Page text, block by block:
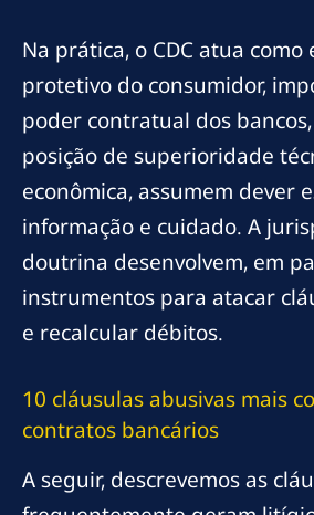
Na prática, o CDC atua
protetivo do consumidor,
poder contratual dos
posição de superioridade
econômica, assumem dever
informação e cuidado. A
doutrina desenvolvem, em
instrumentos para atacar
e recalcular débitos.
10 cláusulas abusivas mais
contratos bancários
A seguir, descrevemos as